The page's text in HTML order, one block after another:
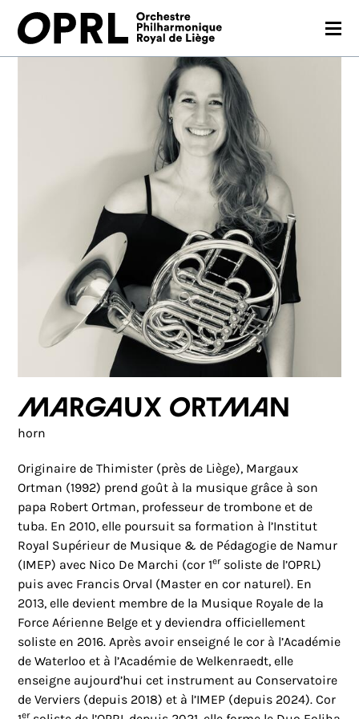
FR
Margaux Ortman
horn
Originaire de Thimister (près de Liège), Margaux
Ortman (1992) prend goût à la musique grâce à son
papa Robert Ortman, professeur de trombone et de
tuba. En 2010, elle poursuit sa formation à l’Institut
Royal Supérieur de Musique & de Pédagogie de Namur
(IMEP) avec Nico De Marchi (cor 1ersoliste de l’OPRL)
puis avec Francis Orval (Master en cor naturel). En
2013, elle devient membre de la Musique Royale de la
Force Aérienne Belge et y deviendra officiellement
soliste en 2016.Après avoir enseigné le cor à l’Académie
de Waterloo et à l’Académie de Welkenraedt, elle
enseigne aujourd’hui cet instrument au Conservatoire
de Verviers (depuis 2018) et à l’IMEP (depuis 2024).Cor
er